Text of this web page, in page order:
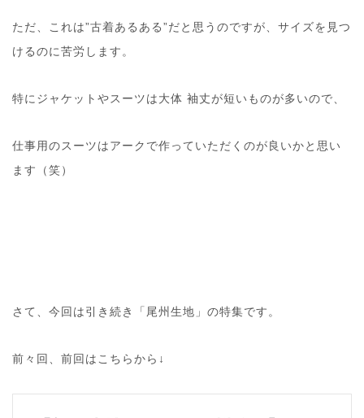
ただ、これは”古着あるある”だと思うのですが、サイズを見つ
けるのに苦労します。
特にジャケットやスーツは大体 袖丈が短いものが多いので、
仕事用のスーツはアークで作っていただくのが良いかと思い
ます（笑）
さて、今回は引き続き「尾州生地」の特集です。
前々回、前回はこちらから↓